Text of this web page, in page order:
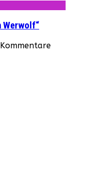
Werwolf“
Kommentare